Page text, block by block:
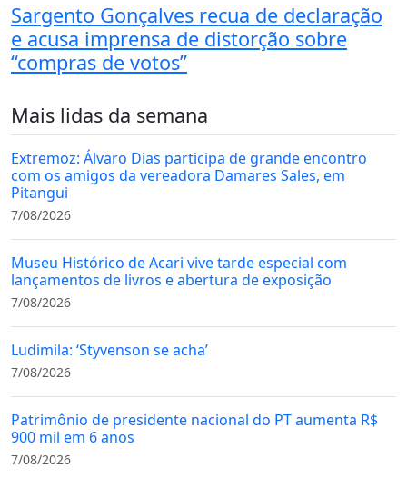
Sargento Gonçalves recua de declaração
e acusa imprensa de distorção sobre
“compras de votos”
Mais lidas da semana
Extremoz: Álvaro Dias participa de grande encontro
com os amigos da vereadora Damares Sales, em
Pitangui
7/08/2026
Museu Histórico de Acari vive tarde especial com
lançamentos de livros e abertura de exposição
7/08/2026
Ludimila: ‘Styvenson se acha’
7/08/2026
Patrimônio de presidente nacional do PT aumenta R$
900 mil em 6 anos
7/08/2026